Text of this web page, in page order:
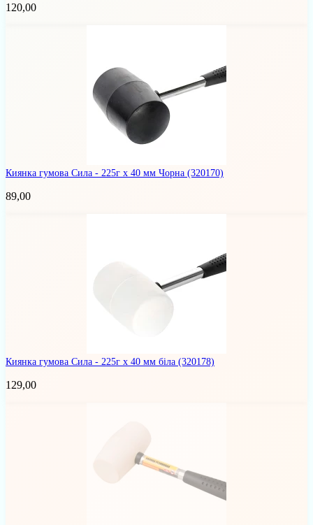
120,00
Киянка гумова Сила - 225г x 40 мм Чорна (320170)
89,00
Киянка гумова Сила - 225г x 40 мм біла (320178)
129,00